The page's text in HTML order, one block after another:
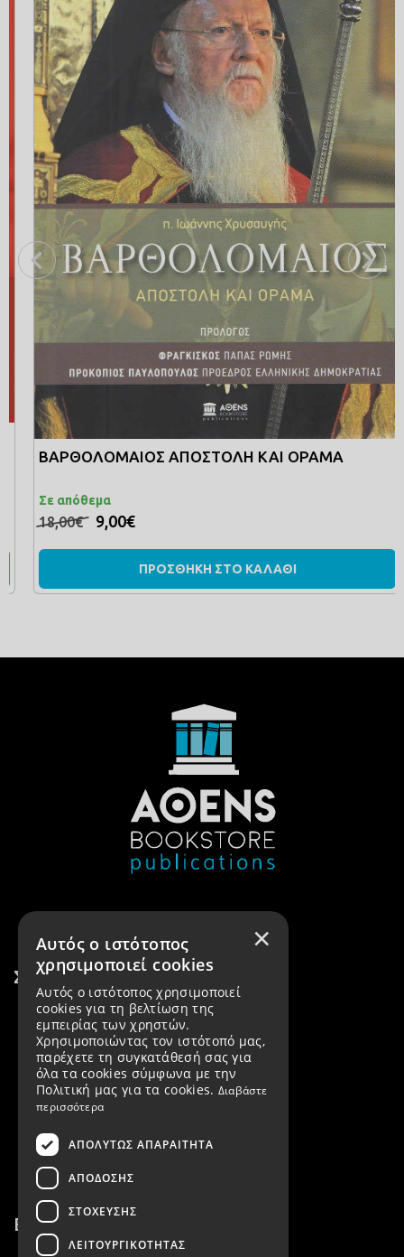
ΒΑΡΘΟΛΟΜΑΙΟΣ ΑΠΟΣΤΟΛΗ ΚΑΙ ΟΡΑΜΑ
Σε απόθεμα
18,00€ 9,00€
ΠΡΟΣΘΗΚΗ ΣΤΟ ΚΑΛΑΘΙ
Σύνδεσμοι
Προϊόντα
Εταιρεία
Όροι χρήσης
Τρόποι αποστολής
Επικοινωνία
×
Αυτός ο ιστότοπος
χρησιμοποιεί cookies
Αυτός ο ιστότοπος χρησιμοποιεί
cookies για τη βελτίωση της
εμπειρίας των χρηστών.
Χρησιμοποιώντας τον ιστότοπό μας,
παρέχετε τη συγκατάθεσή σας για
όλα τα cookies σύμφωνα με την
Πολιτική μας για τα cookies. Διαβάστε
περισσότερα
ΑΠΟΛΎΤΩΣ ΑΠΑΡΑΊΤΗΤΑ
ΑΠΌΔΟΣΗΣ
ΣΤΌΧΕΥΣΗΣ
ΛΕΙΤΟΥΡΓΙΚΌΤΗΤΑΣ